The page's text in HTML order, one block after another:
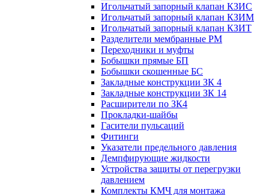
Игольчатый запорный клапан КЗИС
Игольчатый запорный клапан КЗИМ
Игольчатый запорный клапан КЗИТ
Разделители мембранные РМ
Переходники и муфты
Бобышки прямые БП
Бобышки скошенные БС
Закладные конструкции ЗК 4
Закладные конструкции ЗК 14
Расширители по ЗК4
Прокладки-шайбы
Гасители пульсаций
Фитинги
Указатели предельного давления
Демпфирующие жидкости
Устройства защиты от перегрузки
давлением
Комплекты КМЧ для монтажа